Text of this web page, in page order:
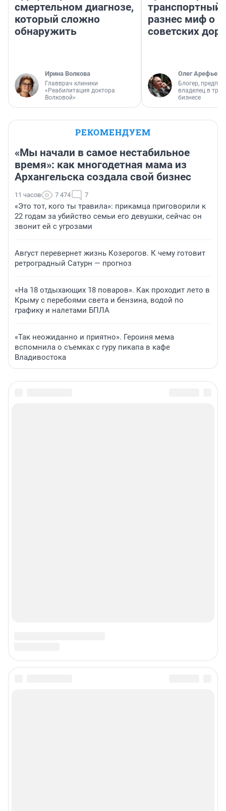
смертельном диагнозе,
который сложно
обнаружить
Ирина Волкова
Главврач клиники
«Реабилитация доктора
Волковой»
транспортный
разнес миф о
советских
Олег Арефьев
Блогер,
владелец в
бизнесе
РЕКОМЕНДУЕМ
«Мы начали в самое нестабильное
время»: как многодетная мама из
Архангельска создала свой бизнес
11 часов 7 474 7
«Это тот, кого ты травила»: прикамца приговорили к
22 годам за убийство семьи его девушки, сейчас он
звонит ей с угрозами
Август перевернет жизнь Козерогов. К чему готовит
ретроградный Сатурн — прогноз
«На 18 отдыхающих 18 поваров». Как проходит лето в
Крыму с перебоями света и бензина, водой по
графику и налетами БПЛА
«Так неожиданно и приятно». Героиня мема
вспомнила о съемках с гуру пикапа в кафе
Владивостока